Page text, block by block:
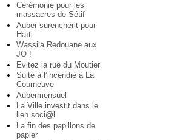
Cérémonie pour les
massacres de Sétif
Auber surenchérit pour
Haïti
Wassila Redouane aux
JO !
Evitez la rue du Moutier
Suite à l’incendie à La
Courneuve
Aubermensuel
La Ville investit dans le
lien soci@l
La fin des papillons de
papier